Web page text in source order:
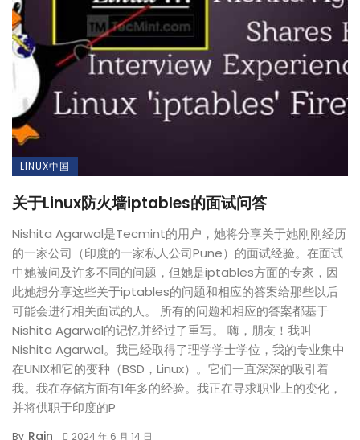
LINUX中国
关于Linux防火墙iptables的面试问答
Nishita Agarwal是Tecmint的用户，她将分享关于她刚刚经历
的一家公司（印度的一家私人公司Pune）的面试经验。在面试
中她被问及许多不同的问题，但她是iptables方面的专家，因
此她想分享这些关于iptables的问题和相应的答案给那些以后
可能会进行相关面试的人。 所有的问题和相应的答案都基于
Nishita Agarwal的记忆并经过了重写。 嗨，朋友！我叫
Nishita Agarwal。我已经取得了理学学士学位，我的专业集中
在UNIX和它的变种（BSD，Linux）。它们一直深深的吸引着
我。我在存储方面有1年多的经验。我正在寻求职业上的变化，
并将供职于印度的P
By Rain 2024 年 6 月 14 日